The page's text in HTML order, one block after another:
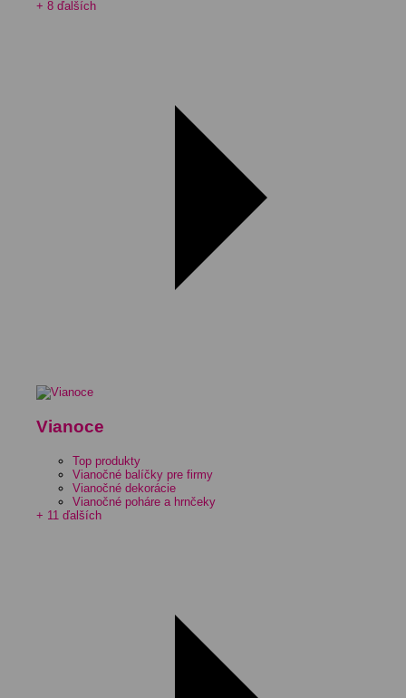
+ 8 ďalších
Vianoce
Top produkty
Vianočné balíčky pre firmy
Vianočné dekorácie
Vianočné poháre a hrnčeky
+ 11 ďalších